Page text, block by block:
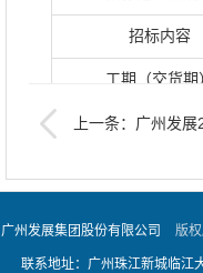
招标内容
工期（交货期
最高投标限价（
上一条：广州发
广州发展集团股份有限公司 版
联系地址：广州珠江新城临江